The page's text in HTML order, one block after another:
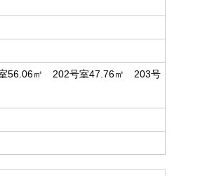
56.06㎡ 202号室47.76㎡ 203号